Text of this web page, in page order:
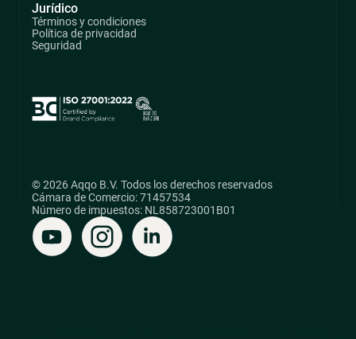
Jurídico
Términos y condiciones
Política de privacidad
Seguridad
© 2026 Aqqo B.V. Todos los derechos reservados
Cámara de Comercio: 71457534
Número de impuestos: NL858723001B01